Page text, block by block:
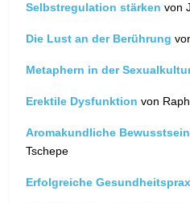
Selbstregulation stärken von
Die Lust an der Berührung
Metaphern in der
Erektile Dysfunktion von
Aromakundliche
Tschepe
Erfolgreiche